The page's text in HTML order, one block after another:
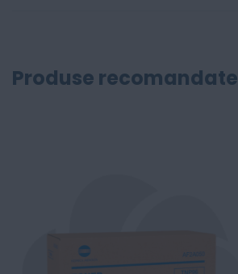
Produse recomandate